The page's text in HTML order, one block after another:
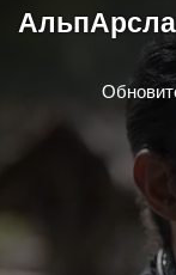
modal